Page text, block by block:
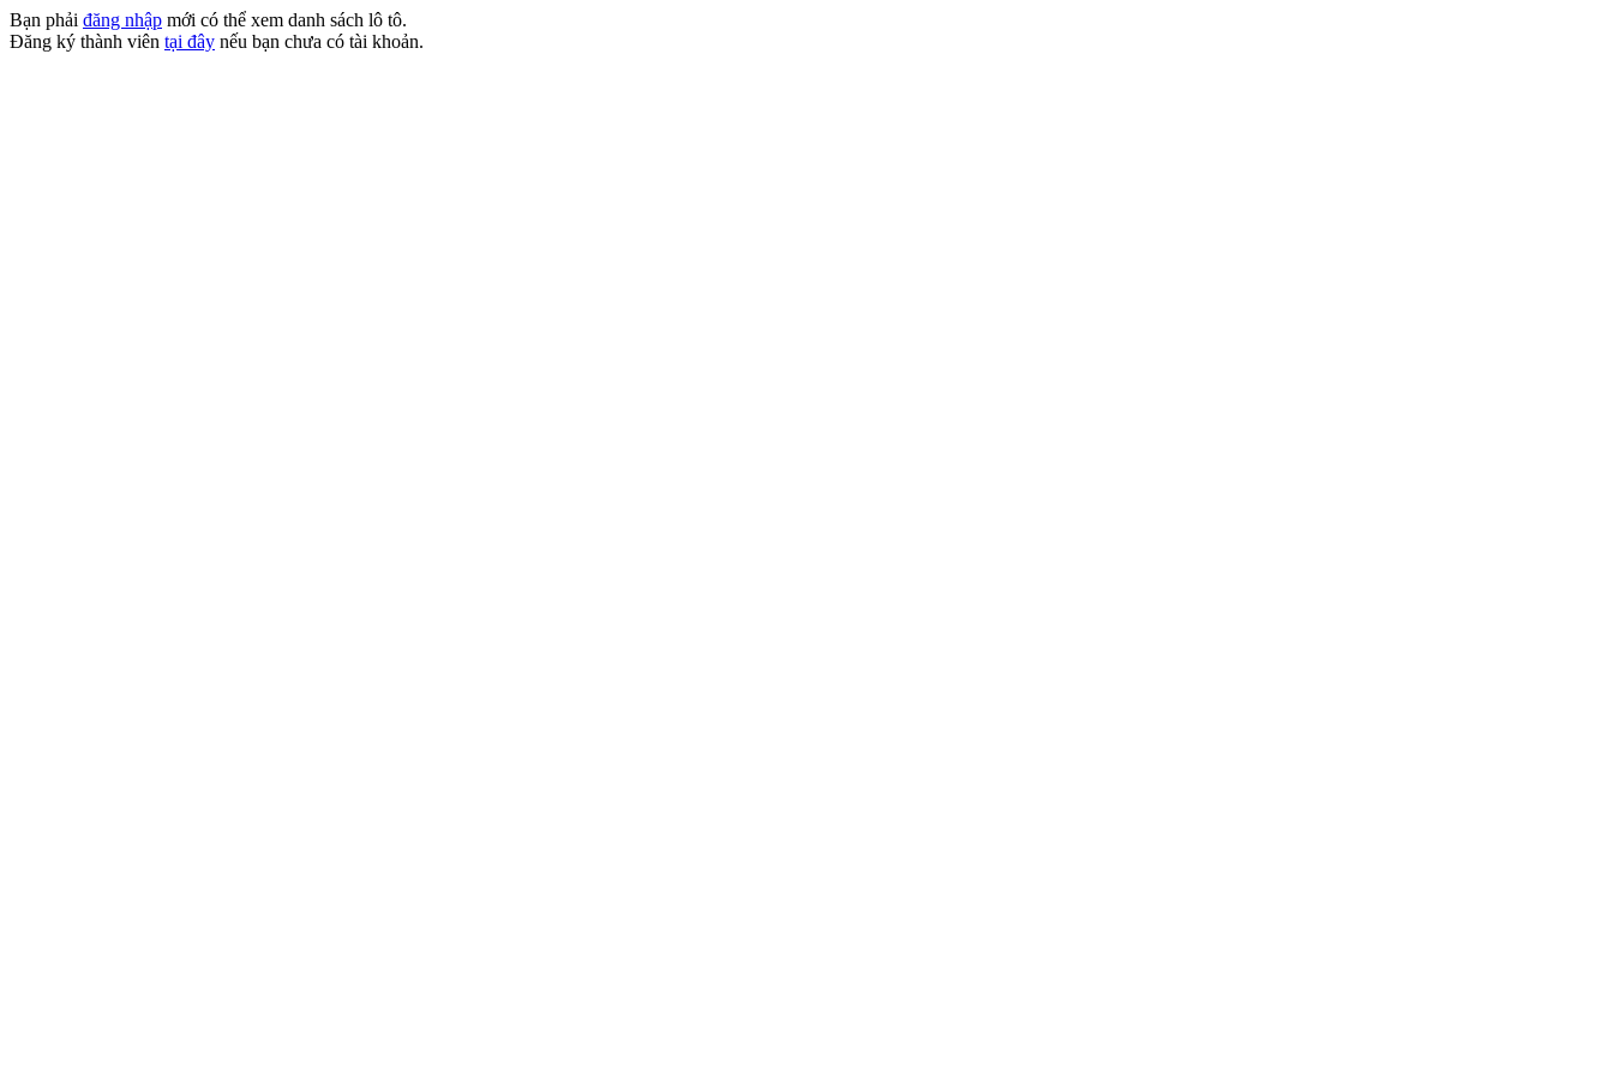
Bạn phải đăng nhập mới có thể xem danh sách lô tô.
Đăng ký thành viên tại đây nếu bạn chưa có tài khoản.